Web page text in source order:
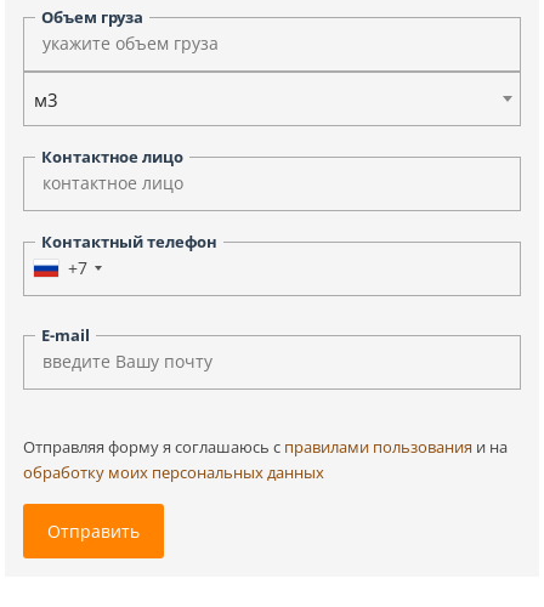
Объем груза
м3
Контактное лицо
Контактный телефон
+7
E-mail
Отправляя форму я соглашаюсь c правилами пользования и на
обработку моих персональных данных
Отправить